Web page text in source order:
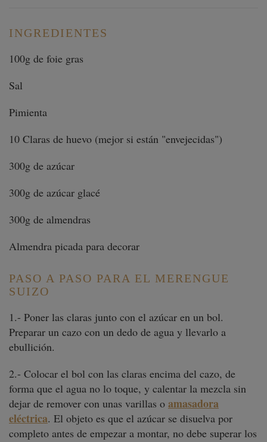
INGREDIENTES
100g de foie gras
Sal
Pimienta
10 Claras de huevo (mejor si están "envejecidas")
300g de azúcar
300g de azúcar glacé
300g de almendras
Almendra picada para decorar
PASO A PASO PARA EL MERENGUE
SUIZO
1.- Poner las claras junto con el azúcar en un bol.
Preparar un cazo con un dedo de agua y llevarlo a
ebullición.
2.- Colocar el bol con las claras encima del cazo, de
forma que el agua no lo toque, y calentar la mezcla sin
dejar de remover con unas varillas o amasadora
eléctrica. El objeto es que el azúcar se disuelva por
completo antes de empezar a montar, no debe superar los